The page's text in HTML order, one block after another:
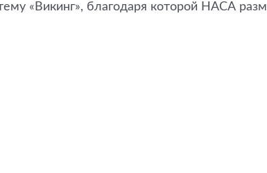
«Викинг», благодаря которой НАСА